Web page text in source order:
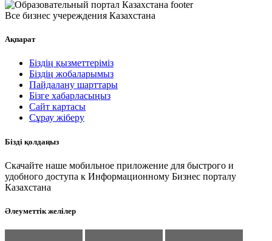
Все бизнес учереждения Казахстана
Ақпарат
Біздің қызметтеріміз
Біздің жобаларымыз
Пайдалану шарттары
Бізге хабарласыңыз
Сайт картасы
Сұрау жіберу
Бізді қолдаңыз
Скачайте наше мобильное приложение для быстрого и
удобного доступа к Информационному Бизнес порталу
Казахстана
Әлеуметтік желілер